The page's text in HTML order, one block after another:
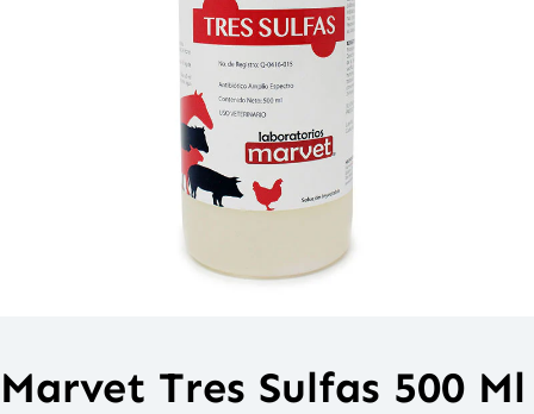
Marvet Tres Sulfas 500 Ml